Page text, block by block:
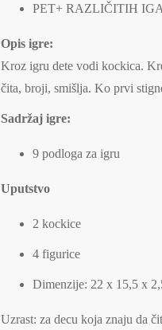
PET+ RAZLIČITIH
Opis igre:
Kroz igru dete vodi kockica.
čita, broji, smišlja. Ko prvi
Sadržaj igre:
9 podloga za igru
Uputstvo
2 kockice
4 figurice
Dimenzije: 22 x 15,5 x
Uzrast: za decu koja znaju da